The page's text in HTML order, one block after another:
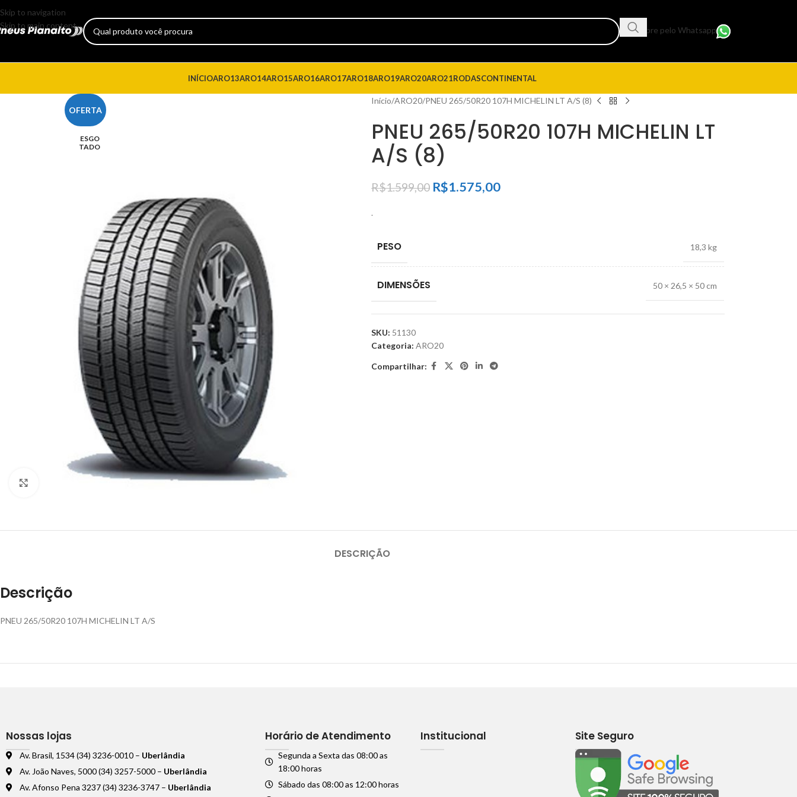
Skip to navigation
Skip to main content
Compre pelo Whatsapp
INÍCIOARO13ARO14ARO15ARO16ARO17ARO18ARO19ARO20ARO21RODASCONTINENTAL
OFERTA
ESGO
TADO
Início ARO20 PNEU 265/50R20 107H MICHELIN LT A/S (8)
PNEU 265/50R20 107H MICHELIN LT
A/S (8)
R$1.599,00 R$1.575,00
.
PESO 18,3 kg
DIMENSÕES 50 × 26,5 × 50 cm
SKU: 51130
Categoria: ARO20
Compartilhar:
DESCRIÇÃO
Descrição
PNEU 265/50R20 107H MICHELIN LT A/S
Nossas lojas
Av. Brasil, 1534 (34) 3236-0010 – Uberlândia
Av. João Naves, 5000 (34) 3257-5000 – Uberlândia
Av. Afonso Pena 3237 (34) 3236-3747 – Uberlândia
Horário de Atendimento
Segunda a Sexta das 08:00 as
18:00 horas
Sábado das 08:00 as 12:00 horas
Institucional Site Seguro